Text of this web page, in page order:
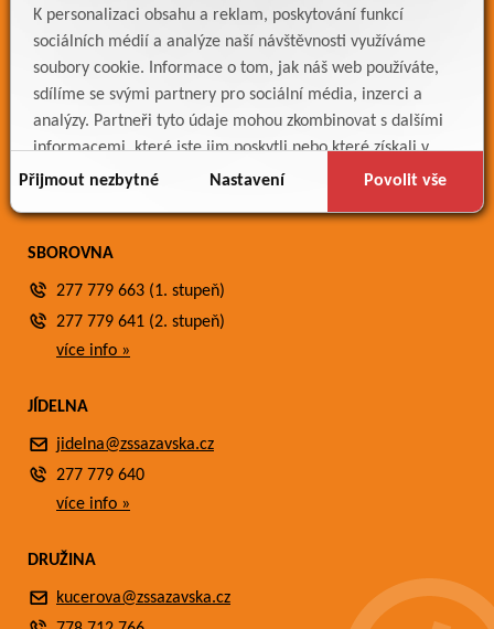
K personalizaci obsahu a reklam, poskytování funkcí
sociálních médií a analýze naší návštěvnosti využíváme
soubory cookie. Informace o tom, jak náš web používáte,
sdílíme se svými partnery pro sociální média, inzerci a
analýzy. Partneři tyto údaje mohou zkombinovat s dalšími
informacemi, které jste jim poskytli nebo které získali v
důsledku toho, že používáte jejich služby.
Přijmout nezbytné Nastavení Povolit vše
ODKAZY
Bakaláři
Jídelníček
Meteostanice
SBOROVNA
277 779 663 (1. stupeň)
277 779 641 (2. stupeň)
více info »
JÍDELNA
jidelna@zssazavska.cz
277 779 640
více info »
DRUŽINA
kucerova@zssazavska.cz